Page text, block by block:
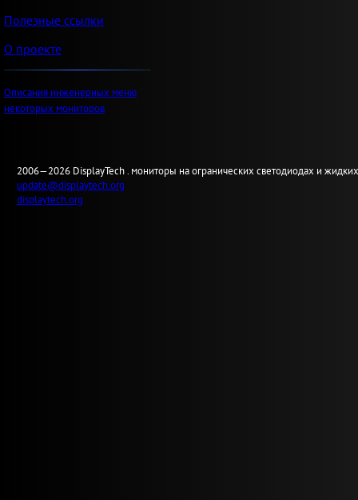
Полезные ссылки
О проекте
Описания инженерных меню
некоторых мониторов
2006—2026 DisplayTech . мониторы на огранических светодиодах и
update@displaytech.org
displaytech.org